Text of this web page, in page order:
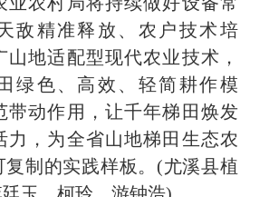
敌精准释放、农户技术培
山地适配型现代农业技术，
绿色、高效、轻简耕作模
带动作用，让千年梯田焕发
力，为全省山地梯田生态农
复制的实践样板。(尤溪县植